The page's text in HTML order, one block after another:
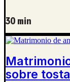
30 min
sobre